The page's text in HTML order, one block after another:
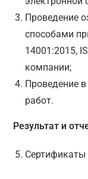
Проведение
способами
14001:2015,
компании;
Проведение
работ.
Результат и
Сертификаты